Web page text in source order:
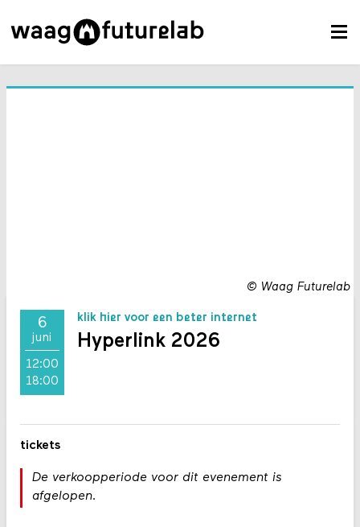
© Waag Futurelab
6
juni
12:00
18:00
klik hier voor een beter internet
Hyperlink 2026
tickets
De verkoopperiode voor dit evenement is
afgelopen.